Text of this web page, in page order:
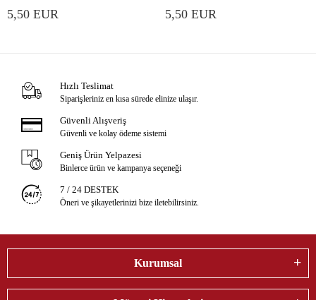
5,50 EUR 5,50 EUR
Hızlı Teslimat
Siparişleriniz en kısa sürede elinize ulaşır.
Güvenli Alışveriş
Güvenli ve kolay ödeme sistemi
Geniş Ürün Yelpazesi
Binlerce ürün ve kampanya seçeneği
7 / 24 DESTEK
Öneri ve şikayetlerinizi bize iletebilirsiniz.
Kurumsal